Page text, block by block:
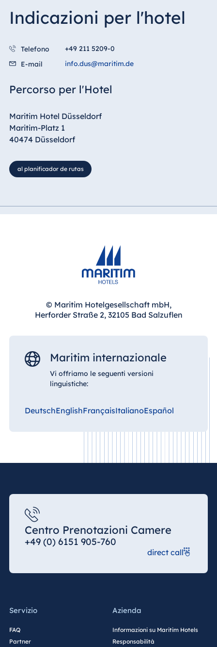
Indicazioni per l'hotel
Telefono
+49 211 5209-0
E-mail
info.dus@maritim.de
Percorso per l'Hotel
Maritim Hotel Düsseldorf
Maritim-Platz 1
40474 Düsseldorf
al planificador de rutas
© Maritim Hotelgesellschaft mbH,
Herforder Straße 2, 32105 Bad Salzuflen
Maritim internazionale
Vi offriamo le seguenti versioni
linguistiche:
DeutschEnglishFrançaisItalianoEspañol
Centro Prenotazioni Camere
+49 (0) 6151 905-760
direct call
Servizio
FAQ
Partner
Azienda
Informazioni su Maritim Hotels
Responsabilità